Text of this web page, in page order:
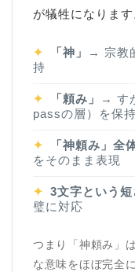
が犠牲になりま
✦ 「神」
→ 宗教
持
✦ 「頼み」
→ す
passの層）を保持
✦ 「神頼み」全
をそのまま表現
✦ 3文字という短
璧に対応
つまり「神頼み」
な意味をほぼ完全